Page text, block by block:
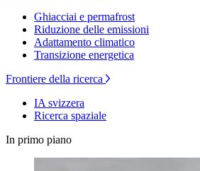
Ghiacciai e permafrost
Riduzione delle emissioni
Adattamento climatico
Transizione energetica
Frontiere della ricerca
IA svizzera
Ricerca spaziale
In primo piano